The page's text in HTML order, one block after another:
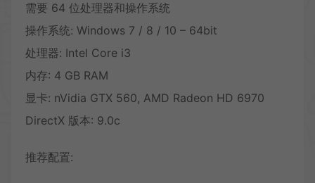
需要 64 位处理器和操作系统
操作系统: Windows 7 / 8 / 10 – 64bit
处理器: Intel Core i3
内存: 4 GB RAM
显卡: nVidia GTX 560, AMD Radeon HD 6970
DirectX 版本: 9.0c
推荐配置: